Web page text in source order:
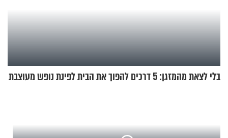
בלי לצאת מהמזגן: 5 דרכים להפוך את הבית לפינת נופש מעוצבת